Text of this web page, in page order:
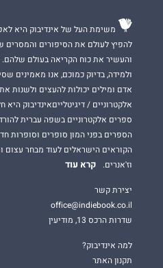
משימת העל של אינדיבוק היא
להפיץ לעולם את הסיפורים
והעשיר את כוח הקריאה בעולם שלהם.
ולמידה, בדיוק כמוכם, אנו מאמינים
אדם ומילים יכולות להעצים ולשנות
אלקטרוניים / דיגיטלייםאינדיבוק
ספרים אלקטרוניים בשפה עברית
הספרים בפני המון סופרים וסופרות
הקוראים הישראלים לעוד מבחר
וז'אנרים.
קרא עוד
יצירת קשר
office@indiebook.co.il
שדרות הרכס 13, מודיעין
למה אינדיבוק?
תקנון האתר